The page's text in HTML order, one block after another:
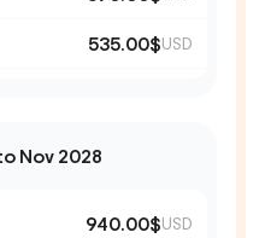
535.00$USD
Nov 2028
940.00$USD